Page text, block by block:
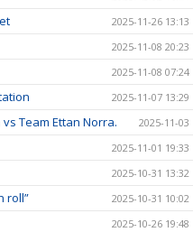
2025-11-26 13:13
2025-11-08 20:23
2025-11-08 07:24
2025-11-07 13:29
Team Ettan Norra. 2025-11-03
2025-11-01 19:33
2025-10-31 13:32
roll” 2025-10-31 10:02
2025-10-26 19:48